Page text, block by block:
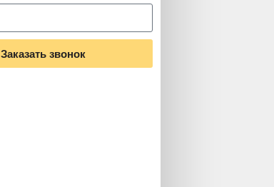
Заказать звонок